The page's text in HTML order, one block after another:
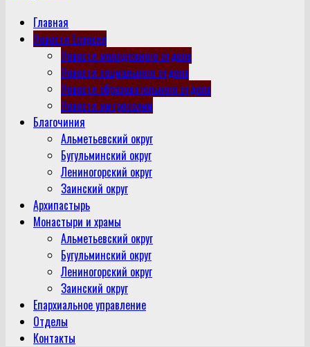
Главная
Новости Епархии
Новости молодежного отдела
Новости социального отдела
Новости образовательного отдела
Новости митрополии
Благочиния
Альметьевский округ
Бугульминский округ
Лениногорский округ
Заинский округ
Архипастырь
Монастыри и храмы
Альметьевский округ
Бугульминский округ
Лениногорский округ
Заинский округ
Епархиальное управление
Отделы
Контакты